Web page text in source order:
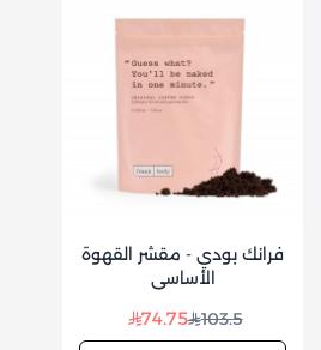
فرانك بودي - مقشر القهوة
الأساسي
103.5
74.75